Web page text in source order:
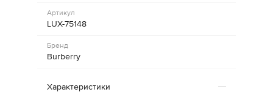
Артикул
LUX-75148
Бренд
Burberry
Характеристики